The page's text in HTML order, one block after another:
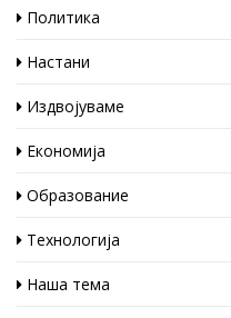
Политика
Настани
Издвојуваме
Економија
Образование
Технологија
Наша тема